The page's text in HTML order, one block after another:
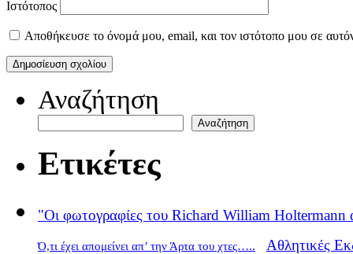
Ιστότοπος
Αποθήκευσε το όνομά μου, email, και τον ιστότοπο μου σε
Αναζήτηση
Αναζήτηση
Ετικέτες
"Οι φωτογραφίες του Richard William Holtermann
Ό,τι έχει απομείνει απ’ την Άρτα του χτες….. Αθλητικές